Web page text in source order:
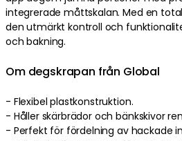
integrerade måttskalan. Med en
den utmärkt kontroll och
och bakning.
Om degskrapan från Global
- Flexibel plastkonstruktion.
- Håller skärbrädor och bänkskivor
- Perfekt för fördelning av hackade